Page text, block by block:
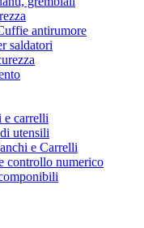
antirumore
saldatori
e carrelli
utensili
e Carrelli
controllo numerico